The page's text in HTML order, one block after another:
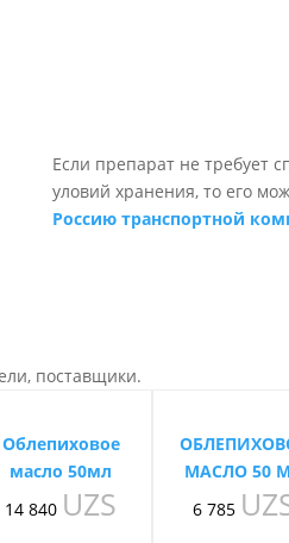
Если препарат не требует
уловий хранения, то его
Россию транспортной
поставщики.
Облепиховое
масло 50мл
14 840 UZS
МАСЛО 50
6 785